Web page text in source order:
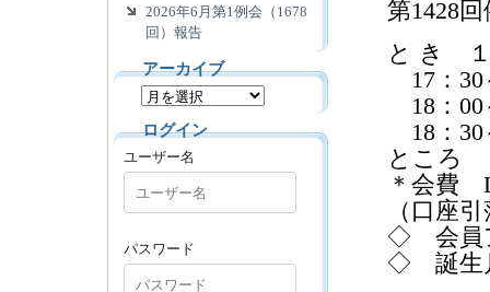
第1428
と き
17：
18：
18：30
ところ
＊会費
（口座
◇ 会員
◇ 誕生
2026年6月第1例会（1678
回）報告
アーカイブ
ログイン
ユーザー名
パスワード